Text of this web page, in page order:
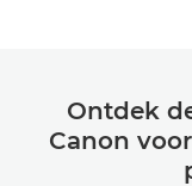
Ontdek
Canon